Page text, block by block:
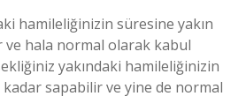
hamileliğinizin süresine yakın
ve hala normal olarak kabul
yakındaki hamileliğinizin
sapabilir ve yine de normal